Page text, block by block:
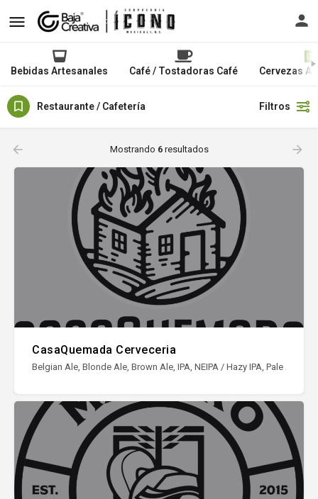
Bebidas Artesanales Café / Tostadoras Café Cervezas
Restaurante / Cafetería Filtros
Mostrando 6resultados
CasaQuemada Cerveceria
Belgian Ale, Blonde Ale, Brown Ale, IPA, NEIPA / Hazy IPA, Pale Ale,